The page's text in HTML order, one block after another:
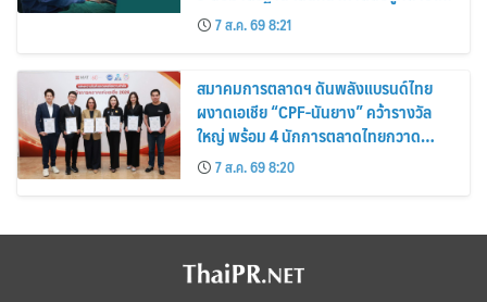
สำเร็จ 2 รายพร้อมกัน จากผู้บริจาคอวัยวะ
รายเดียวกัน
7 ส.ค. 69 8:21
สมาคมการตลาดฯ ดันพลังแบรนด์ไทย
ผงาดเอเชีย “CPF-นันยาง” คว้ารางวัล
ใหญ่ พร้อม 4 นักการตลาดไทยกวาด
รางวัลบุคคลเวที AMF AMEA & YWN
2026
7 ส.ค. 69 8:20